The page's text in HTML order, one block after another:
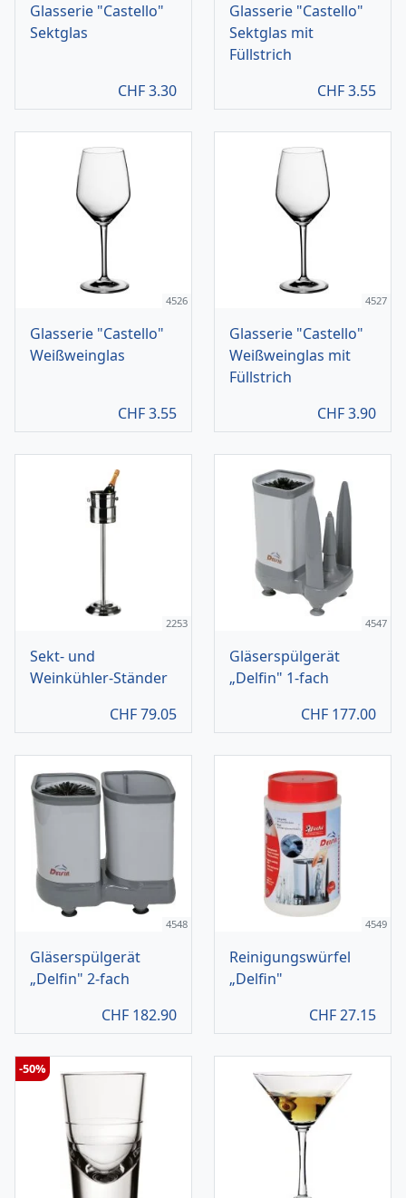
Glasserie "Castello"
Sektglas
CHF3.30
Glasserie "Castello"
Sektglas mit
Füllstrich
CHF3.55
4526
Glasserie "Castello"
Weißweinglas
CHF3.55
4527
Glasserie "Castello"
Weißweinglas mit
Füllstrich
CHF3.90
2253
Sekt- und
Weinkühler-Ständer
CHF79.05
4547
Gläserspülgerät
„Delfin" 1-fach
CHF 177.00
4548
Gläserspülgerät
„Delfin" 2-fach
CHF 182.90
4549
Reinigungswürfel
„Delfin"
CHF27.15
-50%